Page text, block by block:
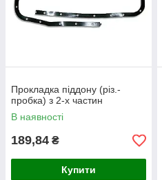
Прокладка піддону (різ.-
пробка) з 2-х частин
В наявності
189,84 ₴
Купити